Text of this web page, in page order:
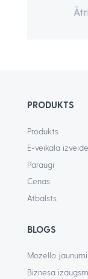
PRODUKTS
Produkts
E-veikala izveide
Paraugi
Cenas
Atbalsts
BLOGS
Mozello jaunumi
Biznesa